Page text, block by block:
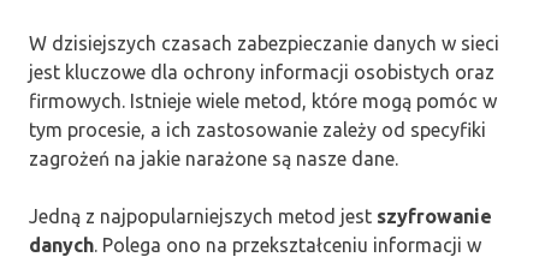
W dzisiejszych czasach zabezpieczanie danych w sieci
jest kluczowe dla ochrony informacji osobistych oraz
firmowych. Istnieje wiele metod, które mogą pomóc w
tym procesie, a ich zastosowanie zależy od specyfiki
zagrożeń na jakie narażone są nasze dane.
Jedną z najpopularniejszych metod jest szyfrowanie
danych . Polega ono na przekształceniu informacji w